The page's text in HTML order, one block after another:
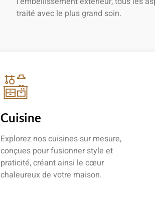
traité avec le plus grand soin.
Cuisine
Explorez nos cuisines sur mesure,
conçues pour fusionner style et
praticité, créant ainsi le cœur
chaleureux de votre maison.